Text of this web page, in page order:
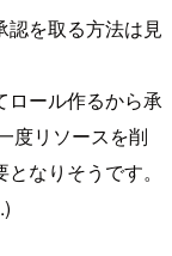
認を取る方法は見
ロール作るから承
度リソースを削
なりそうです。